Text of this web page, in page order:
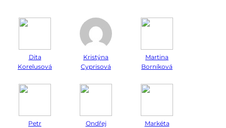
Dita
Korelusová
Kristýna
Cyprisová
Martina
Borníková
Petr
Ondřej
Markéta